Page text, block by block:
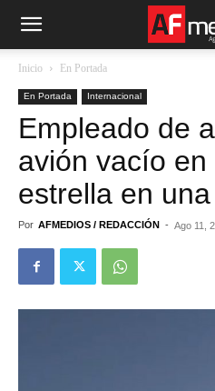
Inicio En Portada
En Portada Internacional
Empleado de
avión vacío
estrella en
Por AFMEDIOS / REDACCIÓN - Ago 11,